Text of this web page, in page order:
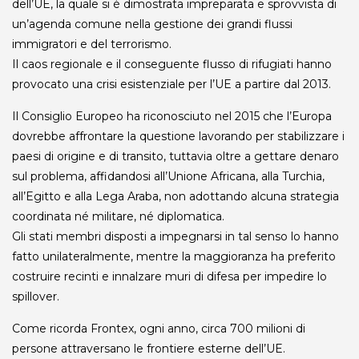
dell’UE, la quale si è dimostrata impreparata e sprovvista di
un’agenda comune nella gestione dei grandi flussi
immigratori e del terrorismo.
Il caos regionale e il conseguente flusso di rifugiati hanno
provocato una crisi esistenziale per l’UE a partire dal 2013.
Il Consiglio Europeo ha riconosciuto nel 2015 che l’Europa
dovrebbe affrontare la questione lavorando per stabilizzare i
paesi di origine e di transito, tuttavia oltre a gettare denaro
sul problema, affidandosi all’Unione Africana, alla Turchia,
all’Egitto e alla Lega Araba, non adottando alcuna strategia
coordinata né militare, né diplomatica.
Gli stati membri disposti a impegnarsi in tal senso lo hanno
fatto unilateralmente, mentre la maggioranza ha preferito
costruire recinti e innalzare muri di difesa per impedire lo
spillover.
Come ricorda Frontex, ogni anno, circa 700 milioni di
persone attraversano le frontiere esterne dell’UE.